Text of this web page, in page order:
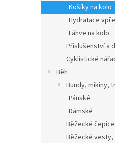
Košíky na kolo
Hydratace
Láhve na kolo
Příslušenství a
Cyklistické
Běh
Bundy, mikiny,
Pánské
Dámské
Běžecké
Běžecké